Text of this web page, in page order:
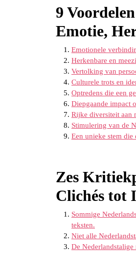
9
Emotie,
Emotionele
Herkenbare en
Vertolking van
Culturele trots en
Optredens die een
Diepgaande impact
Rijke diversiteit aan
Stimulering van de
Een unieke stem die
Zes
Clichés tot
Sommige
teksten.
Niet alle
De